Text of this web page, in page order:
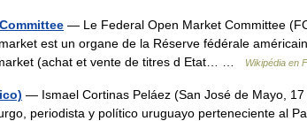
— Le Federal Open Market Committee
est un organe de la Réserve fédérale
(achat et vente de titres d Etat… …
Wikipédia en
— Ismael Cortinas Peláez (San José de Mayo, 17
periodista y político uruguayo perteneciente al